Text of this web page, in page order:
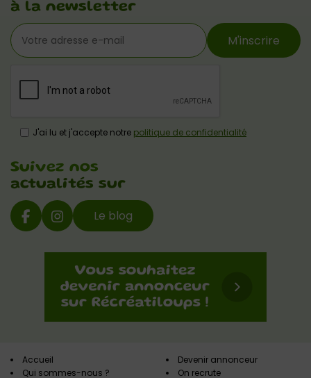
à la newsletter
M'inscrire
J'ai lu et j'accepte notre politique de confidentialité
Suivez nos
actualités sur
Le blog
Accueil
Qui sommes-nous ?
Devenir annonceur
On recrute